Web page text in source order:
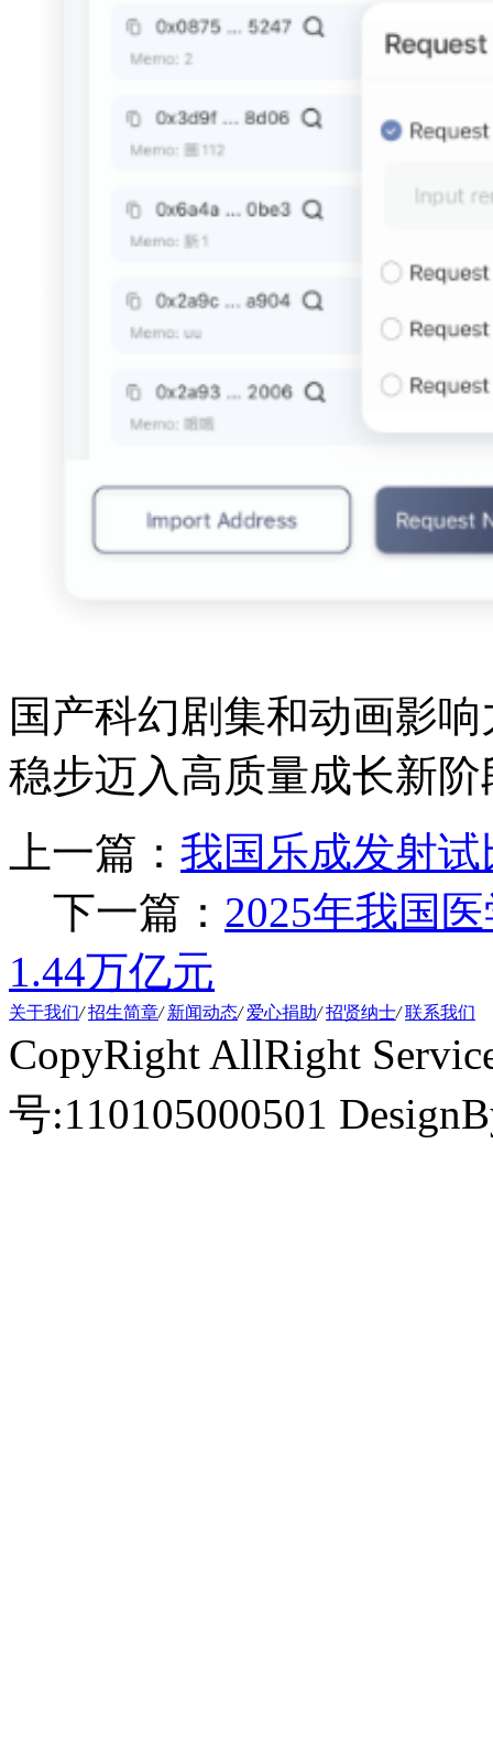
国产科幻剧集和动画影
稳步迈入高质量成长新
上一篇： 我国乐成发射
下一篇： 2025年我国
1.44万亿元
关于我们/ 招生简章/ 新闻动态/ 爱心捐助/ 招贤纳士/ 联系我们
CopyRight AllRight
号:110105000501